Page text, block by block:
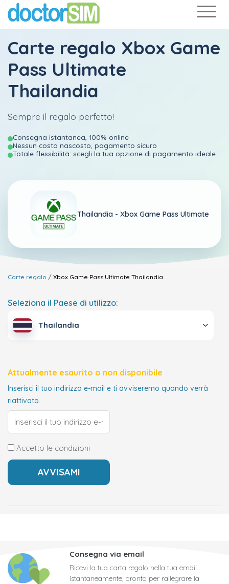
Carte regalo Xbox Game
Pass Ultimate
Thailandia
Sempre il regalo perfetto!
Consegna istantanea, 100% online
Nessun costo nascosto, pagamento sicuro
Totale flessibilità: scegli la tua opzione di pagamento ideale
Thailandia - Xbox Game Pass Ultimate
Carte regalo Xbox Game Pass Ultimate Thailandia
Seleziona il Paese di utilizzo:
Thailandia
Attualmente esaurito o non disponibile
Inserisci il tuo indirizzo e-mail e ti avviseremo quando verrà
riattivato.
Accetto le condizioni
Consegna via email
Ricevi la tua carta regalo nella tua email
istantaneamente, pronta per rallegrare la